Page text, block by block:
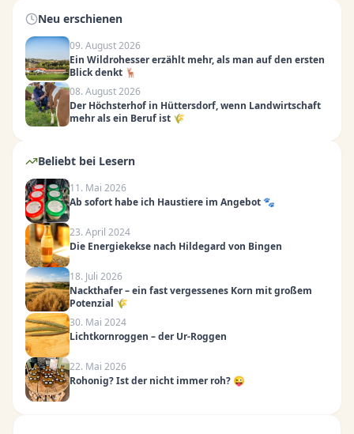
Neu erschienen
09. August 2026
Ein Wildrohesser erzählt mehr, als man auf den ersten
Blick denkt 🦌
08. August 2026
Der Höchsterhof in Hüttersdorf, wenn Landwirtschaft
mehr als ein Beruf ist 🌾
Beliebt bei Lesern
11. Mai 2026
Ab sofort habe ich Haustiere im Angebot 🐾
23. April 2024
Die Energiekekse nach Hildegard von Bingen
18. Juli 2026
Nackthafer – ein fast vergessenes Korn mit großem
Potenzial 🌾
30. Mai 2024
Lichtkornroggen – der Ur-Roggen
22. Mai 2026
Rohonig? Ist der nicht immer roh? 😜